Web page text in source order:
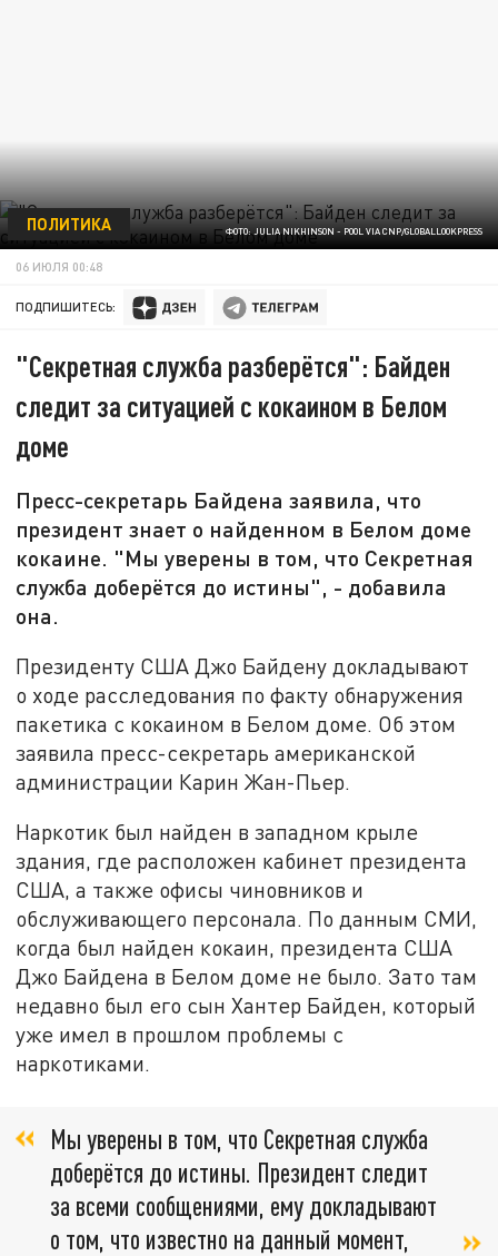
ФОТО: JULIA NIKHINSON - POOL VIA CNP/GLOBALLOOKPRESS
ПОЛИТИКА
06 ИЮЛЯ 00:48
ПОДПИШИТЕСЬ:
"Секретная служба разберётся": Байден
следит за ситуацией с кокаином в Белом
доме
Пресс-секретарь Байдена заявила, что
президент знает о найденном в Белом доме
кокаине. "Мы уверены в том, что Секретная
служба доберётся до истины", - добавила
она.
Президенту США Джо Байдену докладывают
о ходе расследования по факту обнаружения
пакетика с кокаином в Белом доме. Об этом
заявила пресс-секретарь американской
администрации Карин Жан-Пьер.
Наркотик был найден в западном крыле
здания, где расположен кабинет президента
США, а также офисы чиновников и
обслуживающего персонала. По данным СМИ,
когда был найден кокаин, президента США
Джо Байдена в Белом доме не было. Зато там
недавно был его сын Хантер Байден, который
уже имел в прошлом проблемы с
наркотиками.
Мы уверены в том, что Секретная служба
доберётся до истины. Президент следит
за всеми сообщениями, ему докладывают
о том, что известно на данный момент,